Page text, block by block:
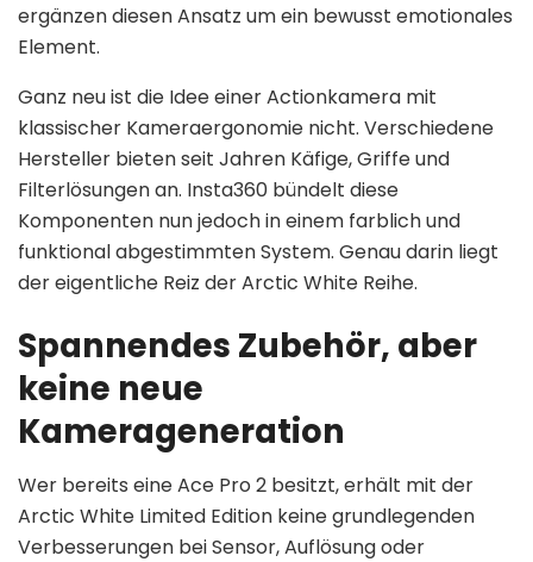
ergänzen diesen Ansatz um ein bewusst emotionales
Element.
Ganz neu ist die Idee einer Actionkamera mit
klassischer Kameraergonomie nicht. Verschiedene
Hersteller bieten seit Jahren Käfige, Griffe und
Filterlösungen an. Insta360 bündelt diese
Komponenten nun jedoch in einem farblich und
funktional abgestimmten System. Genau darin liegt
der eigentliche Reiz der Arctic White Reihe.
Spannendes Zubehör, aber
keine neue
Kamerageneration
Wer bereits eine Ace Pro 2 besitzt, erhält mit der
Arctic White Limited Edition keine grundlegenden
Verbesserungen bei Sensor, Auflösung oder